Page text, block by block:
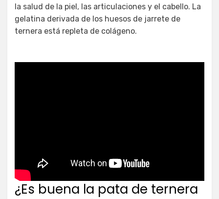
la salud de la piel, las articulaciones y el cabello. La
gelatina derivada de los huesos de jarrete de
ternera está repleta de colágeno.
¿Es buena la pata de ternera